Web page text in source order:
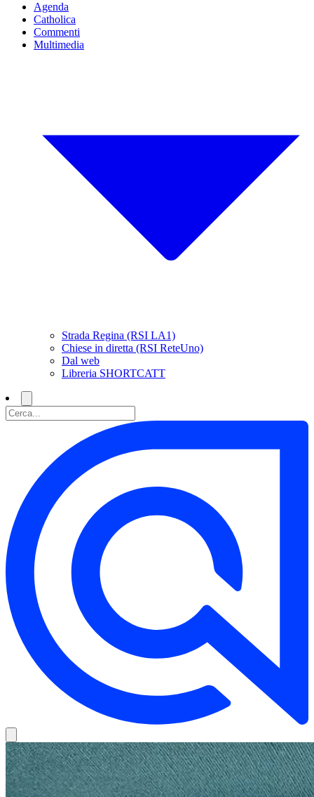
Agenda
Catholica
Commenti
Multimedia
Strada Regina (RSI LA1)
Chiese in diretta (RSI ReteUno)
Dal web
Libreria SHORTCATT